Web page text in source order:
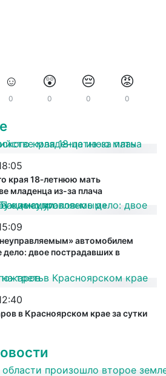
☺️
0
😲
0
😔
0
😡
0
края 18‑летнюю мать
младенца из-за плача
автомобилем
дело: двое пострадавших в
в Красноярском крае за сутки